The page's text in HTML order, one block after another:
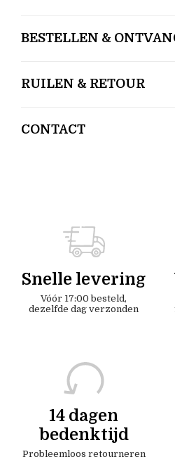
BESTELLEN &
RUILEN & RETOUR
CONTACT
Snelle levering
Vóór 17:00 besteld,
dezelfde dag verzonden
14 dagen
bedenktijd
Probleemloos retourneren